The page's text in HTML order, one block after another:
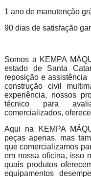
1 ano de manutenção
90 dias de satisfação
Somos a KEMPA
estado de Santa
reposição e
construção civil
experiência, nossos
técnico para
comercializados,
Aqui na KEMPA
peças apenas, mas
que comercializamos
em nossa oficina, isso
quais produtos
equipamentos